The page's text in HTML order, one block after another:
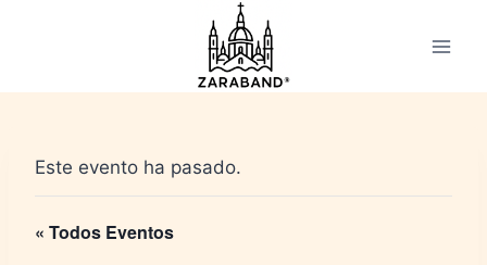
Este evento ha pasado.
« Todos Eventos